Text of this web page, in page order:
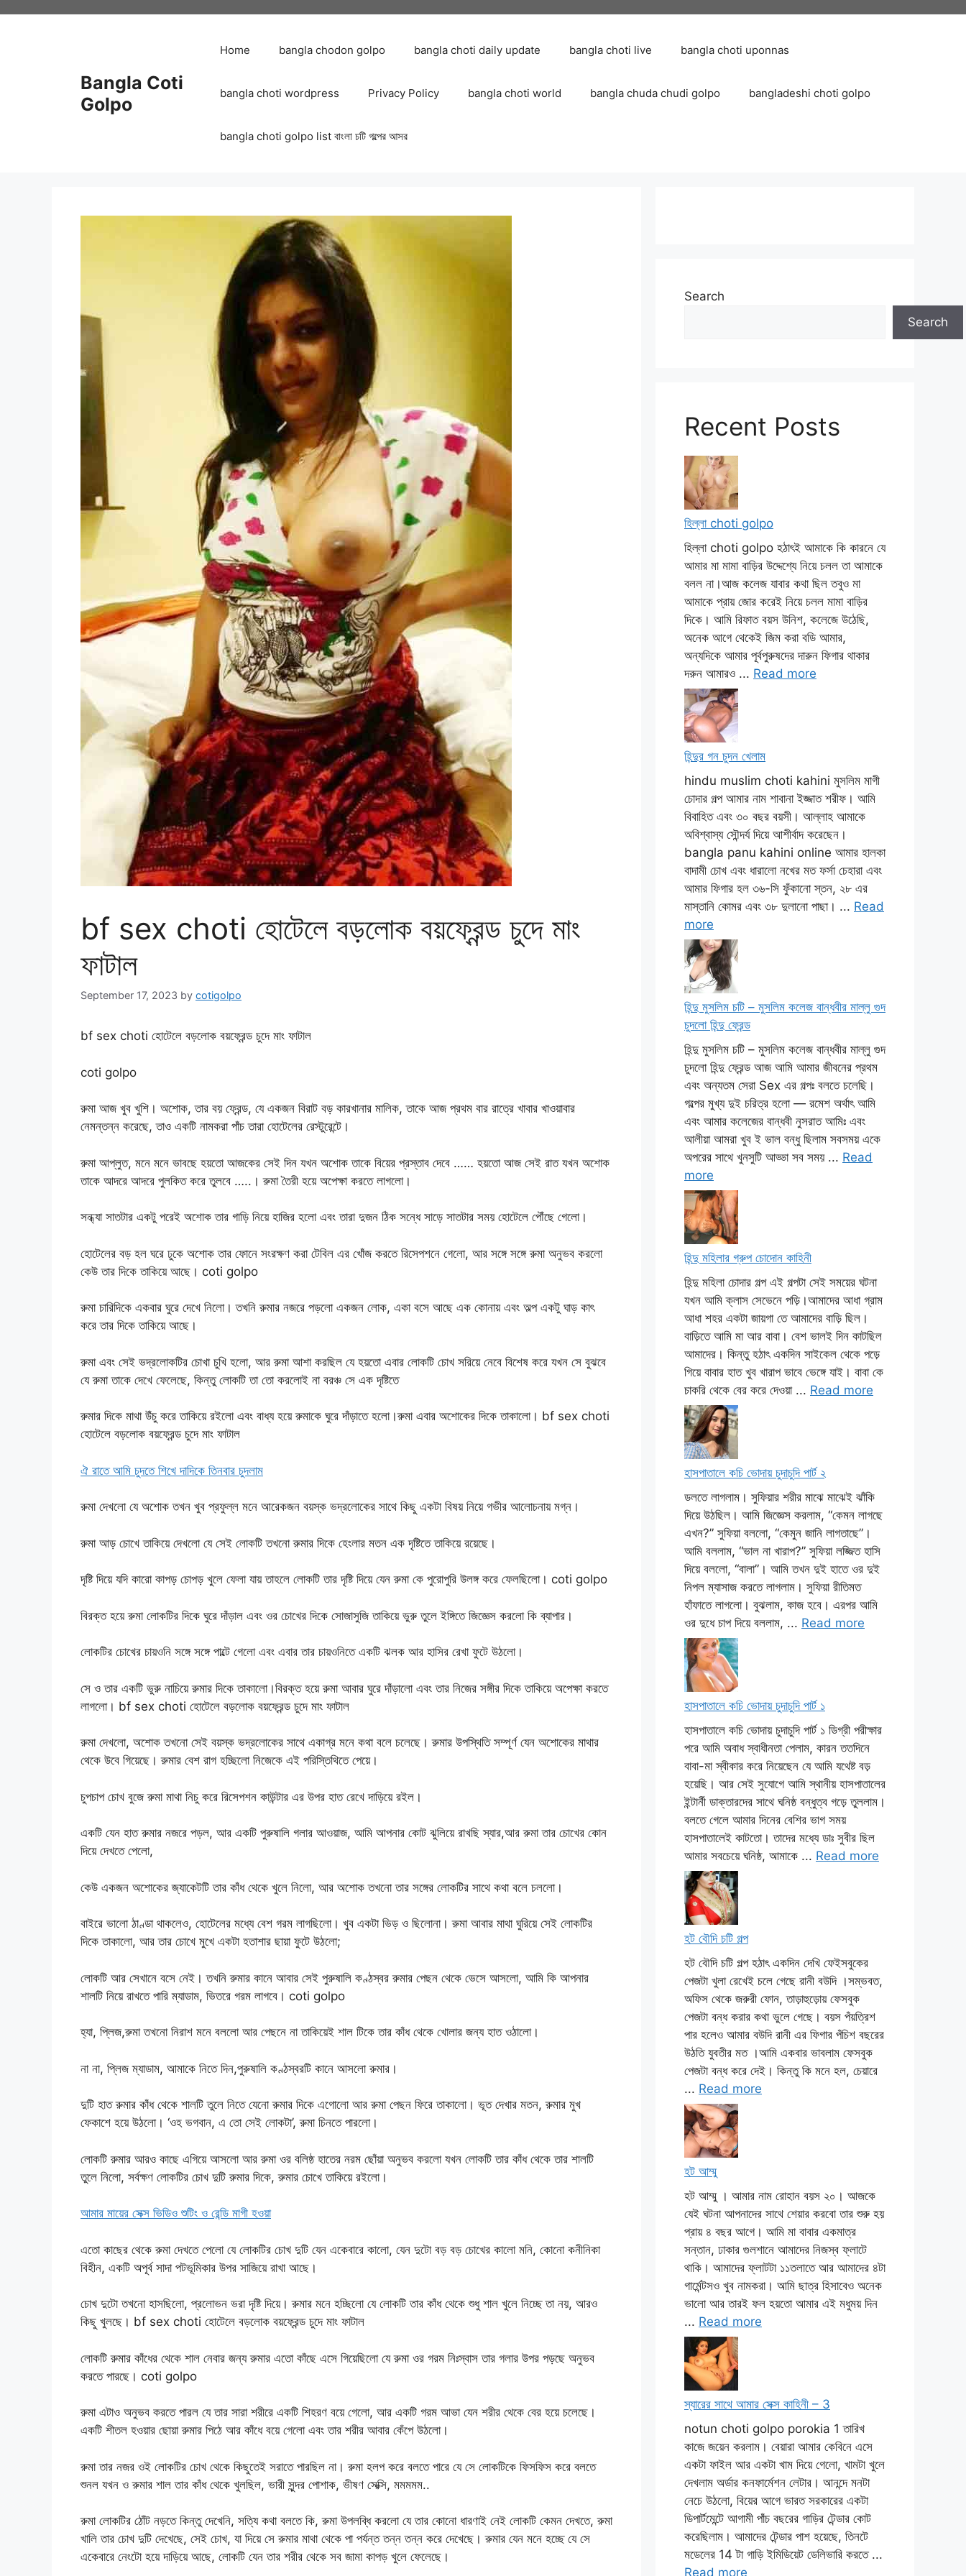
Bangla Coti
Golpo
Home bangla chodon golpo bangla choti daily update bangla choti live bangla choti uponnas
bangla choti wordpress Privacy Policy bangla choti world bangla chuda chudi golpo bangladeshi choti golpo
bangla choti golpo list বাংলা চটি গল্পের আসর
bf sex choti হোটেলে বড়লোক বয়ফ্রেন্ড চুদে মাং
ফাটাল
September 17, 2023 by cotigolpo
bf sex choti হোটেলে বড়লোক বয়ফ্রেন্ড চুদে মাং ফাটাল
coti golpo
রুমা আজ খুব খুশি। অশোক, তার বয় ফ্রেন্ড, যে একজন বিরাট বড় কারখানার মালিক, তাকে আজ প্রথম বার রাত্রে খাবার খাওয়াবার
নেমন্তন্ন করেছে, তাও একটি নামকরা পাঁচ তারা হোটেলের রেস্টুরেন্টে।
রুমা আপ্লুত, মনে মনে ভাবছে হয়তো আজকের সেই দিন যখন অশোক তাকে বিয়ের প্রস্তাব দেবে …… হয়তো আজ সেই রাত যখন অশোক
তাকে আদরে আদরে পুলকিত করে তুলবে …..। রুমা তৈরী হয়ে অপেক্ষা করতে লাগলো।
সন্ধ্যা সাতটার একটু পরেই অশোক তার গাড়ি নিয়ে হাজির হলো এবং তারা দুজন ঠিক সন্ধে সাড়ে সাতটার সময় হোটেলে পৌঁছে গেলো।
হোটেলের বড় হল ঘরে ঢুকে অশোক তার ফোনে সংরক্ষণ করা টেবিল এর খোঁজ করতে রিসেপশনে গেলো, আর সঙ্গে সঙ্গে রুমা অনুভব করলো
কেউ তার দিকে তাকিয়ে আছে। coti golpo
রুমা চারিদিকে একবার ঘুরে দেখে নিলো। তখনি রুমার নজরে পড়লো একজন লোক, একা বসে আছে এক কোনায় এবং অল্প একটু ঘাড় কাৎ
করে তার দিকে তাকিয়ে আছে।
রুমা এবং সেই ভদ্রলোকটির চোখা চুখি হলো, আর রুমা আশা করছিল যে হয়তো এবার লোকটি চোখ সরিয়ে নেবে বিশেষ করে যখন সে বুঝবে
যে রুমা তাকে দেখে ফেলেছে, কিন্তু লোকটি তা তো করলোই না বরঞ্চ সে এক দৃষ্টিতে
রুমার দিকে মাথা উঁচু করে তাকিয়ে রইলো এবং বাধ্য হয়ে রুমাকে ঘুরে দাঁড়াতে হলো।রুমা এবার অশোকের দিকে তাকালো। bf sex choti
হোটেলে বড়লোক বয়ফ্রেন্ড চুদে মাং ফাটাল
ঐ রাতে আমি চুদতে শিখে দাদিকে তিনবার চুদলাম
রুমা দেখলো যে অশোক তখন খুব প্রফুল্ল মনে আরেকজন বয়স্ক ভদ্রলোকের সাথে কিছু একটা বিষয় নিয়ে গভীর আলোচনায় মগ্ন।
রুমা আড় চোখে তাকিয়ে দেখলো যে সেই লোকটি তখনো রুমার দিকে হেংলার মতন এক দৃষ্টিতে তাকিয়ে রয়েছে।
দৃষ্টি দিয়ে যদি কারো কাপড় চোপড় খুলে ফেলা যায় তাহলে লোকটি তার দৃষ্টি দিয়ে যেন রুমা কে পুরোপুরি উলঙ্গ করে ফেলছিলো। coti golpo
বিরক্ত হয়ে রুমা লোকটির দিকে ঘুরে দাঁড়াল এবং ওর চোখের দিকে সোজাসুজি তাকিয়ে ভুরু তুলে ইঙ্গিতে জিজ্ঞেস করলো কি ব্যাপার।
লোকটির চোখের চায়ওনি সঙ্গে সঙ্গে পাল্টে গেলো এবং এবার তার চায়ওনিতে একটি ঝলক আর হাসির রেখা ফুটে উঠলো।
সে ও তার একটি ভুরু নাচিয়ে রুমার দিকে তাকালো।বিরক্ত হয়ে রুমা আবার ঘুরে দাঁড়ালো এবং তার নিজের সঙ্গীর দিকে তাকিয়ে অপেক্ষা করতে
লাগলো। bf sex choti হোটেলে বড়লোক বয়ফ্রেন্ড চুদে মাং ফাটাল
রুমা দেখলো, অশোক তখনো সেই বয়স্ক ভদ্রলোকের সাথে একাগ্র মনে কথা বলে চলেছে। রুমার উপস্থিতি সম্পূর্ণ যেন অশোকের মাথার
থেকে উবে গিয়েছে। রুমার বেশ রাগ হচ্ছিলো নিজেকে এই পরিস্তিথিতে পেয়ে।
চুপচাপ চোখ বুজে রুমা মাথা নিচু করে রিসেপশন কাউন্টার এর উপর হাত রেখে দাড়িয়ে রইল।
একটি যেন হাত রুমার নজরে পড়ল, আর একটি পুরুষালি গলার আওয়াজ, আমি আপনার কোট ঝুলিয়ে রাখছি স্যার,আর রুমা তার চোখের কোন
দিয়ে দেখতে পেলো,
কেউ একজন অশোকের জ্যাকেটটি তার কাঁধ থেকে খুলে নিলো, আর অশোক তখনো তার সঙ্গের লোকটির সাথে কথা বলে চললো।
বাইরে ভালো ঠাণ্ডা থাকলেও, হোটেলের মধ্যে বেশ গরম লাগছিলো। খুব একটা ভিড় ও ছিলোনা। রুমা আবার মাথা ঘুরিয়ে সেই লোকটির
দিকে তাকালো, আর তার চোখে মুখে একটা হতাশার ছায়া ফুটে উঠলো;
লোকটি আর সেখানে বসে নেই। তখনি রুমার কানে আবার সেই পুরুষালি কণ্ঠস্বর রুমার পেছন থেকে ভেসে আসলো, আমি কি আপনার
শালটি নিয়ে রাখতে পারি ম্যাডাম, ভিতরে গরম লাগবে। coti golpo
হ্যা, প্লিজ,রুমা তখনো নিরাশ মনে বললো আর পেছনে না তাকিয়েই শাল টিকে তার কাঁধ থেকে খোলার জন্য হাত ওঠালো।
না না, প্লিজ ম্যাডাম, আমাকে নিতে দিন,পুরুষালি কণ্ঠস্বরটি কানে আসলো রুমার।
দুটি হাত রুমার কাঁধ থেকে শালটি তুলে নিতে যেনো রুমার দিকে এগোলো আর রুমা পেছন ফিরে তাকালো। ভূত দেখার মতন, রুমার মুখ
ফেকাশে হয়ে উঠলো। ‘ওহ ভগবান, এ তো সেই লোকটা’, রুমা চিনতে পারলো।
লোকটি রুমার আরও কাছে এগিয়ে আসলো আর রুমা ওর বলিষ্ঠ হাতের নরম ছোঁয়া অনুভব করলো যখন লোকটি তার কাঁধ থেকে তার শালটি
তুলে নিলো, সর্বক্ষণ লোকটির চোখ দুটি রুমার দিকে, রুমার চোখে তাকিয়ে রইলো।
আমার মায়ের সেক্স ভিডিও শুটিং ও রেন্ডি মাগী হওয়া
এতো কাছের থেকে রুমা দেখতে পেলো যে লোকটির চোখ দুটি যেন একেবারে কালো, যেন দুটো বড় বড় চোখের কালো মনি, কোনো কনীনিকা
বিহীন, একটি অপূর্ব সাদা পটভূমিকার উপর সাজিয়ে রাখা আছে।
চোখ দুটো তখনো হাসছিলো, প্রলোভন ভরা দৃষ্টি দিয়ে। রুমার মনে হচ্ছিলো যে লোকটি তার কাঁধ থেকে শুধু শাল খুলে নিচ্ছে তা নয়, আরও
কিছু খুলছে। bf sex choti হোটেলে বড়লোক বয়ফ্রেন্ড চুদে মাং ফাটাল
লোকটি রুমার কাঁধের থেকে শাল নেবার জন্য রুমার এতো কাঁছে এসে গিয়েছিলো যে রুমা ওর গরম নিঃস্বাস তার গলার উপর পড়ছে অনুভব
করতে পারছে। coti golpo
রুমা এটাও অনুভব করতে পারল যে তার সারা শরীরে একটি শিহরণ বয়ে গেলো, আর একটি গরম আভা যেন শরীর থেকে বের হয়ে চলেছে।
একটি শীতল হওয়ার ছোয়া রুমার পিঠে আর কাঁধে বয়ে গেলো এবং তার শরীর আবার কেঁপে উঠলো।
রুমা তার নজর ওই লোকটির চোখ থেকে কিছুতেই সরাতে পারছিল না। রুমা হলপ করে বলতে পারে যে সে লোকটিকে ফিসফিস করে বলতে
শুনল যখন ও রুমার শাল তার কাঁধ থেকে খুলছিল, ভারী সুন্দর পোশাক, ভীষণ সেক্সি, মমমমম..
রুমা লোকটির ঠোঁট নড়তে কিন্তু দেখেনি, সত্যি কথা বলতে কি, রুমা উপলব্ধি করলো যে তার কোনো ধারণাই নেই লোকটি কেমন দেখতে, রুমা
খালি তার চোখ দুটি দেখেছে, সেই চোখ, যা দিয়ে সে রুমার মাথা থেকে পা পর্যন্ত তন্ন তন্ন করে দেখেছে। রুমার যেন মনে হচ্ছে যে সে
একেবারে নেংটো হয়ে দাড়িয়ে আছে, লোকটি যেন তার শরীর থেকে সব জামা কাপড় খুলে ফেলেছে।
Search
Search
Recent Posts
হিল্লা choti golpo
হিল্লা choti golpo হঠাৎই আমাকে কি কারনে যে
আমার মা মামা বাড়ির উদ্দেশ্যে নিয়ে চলল তা আমাকে
বলল না।আজ কলেজ যাবার কথা ছিল তবুও মা
আমাকে প্রায় জোর করেই নিয়ে চলল মামা বাড়ির
দিকে। আমি রিফাত বয়স উনিশ, কলেজে উঠেছি,
অনেক আগে থেকেই জিম করা বডি আমার,
অন্যদিকে আমার পূর্বপুরুষদের দারুন ফিগার থাকার
দরুন আমারও ... Read more
হিন্দুর গন চুদন খেলাম
hindu muslim choti kahini মুসলিম মাগী
চোদার গল্প আমার নাম শাবানা ইজ্জাত শরীফ। আমি
বিবাহিত এবং ৩০ বছর বয়সী। আল্লাহ আমাকে
অবিশ্বাস্য সৌন্দর্য দিয়ে আশীর্বাদ করেছেন।
bangla panu kahini online আমার হালকা
বাদামী চোখ এবং ধারালো নখের মত ফর্সা চেহারা এবং
আমার ফিগার হল ৩৬-সি ফুঁকানো স্তন, ২৮ এর
মাস্তানি কোমর এবং ৩৮ দুলানো পাছা। ... Read
more
হিন্দু মুসলিম চটি – মুসলিম কলেজ বান্ধবীর মাল্লু গুদ
চুদলো হিন্দু ফ্রেন্ড
হিন্দু মুসলিম চটি – মুসলিম কলেজ বান্ধবীর মাল্লু গুদ
চুদলো হিন্দু ফ্রেন্ড আজ আমি আমার জীবনের প্রথম
এবং অন্যতম সেরা Sex এর গল্পঃ বলতে চলেছি।
গল্পের মুখ্য দুই চরিত্র হলো — রমেশ অর্থাৎ আমি
এবং আমার কলেজের বান্ধবী নুসরাত আমিঃ এবং
আলীয়া আমরা খুব ই ভাল বন্ধু ছিলাম সবসময় একে
অপরের সাথে খুনসুটি আড্ডা সব সময় ... Read
more
হিন্দু মহিলার গ্রুপ চোদোন কাহিনী
হিন্দু মহিলা চোদার গল্প এই গল্পটা সেই সময়ের ঘটনা
যখন আমি ক্লাস সেভেনে পড়ি।আমাদের আধা গ্রাম
আধা শহর একটা জায়গা তে আমাদের বাড়ি ছিল।
বাড়িতে আমি মা আর বাবা। বেশ ভালই দিন কাটছিল
আমাদের। কিন্তু হঠাৎ একদিন সাইকেল থেকে পড়ে
গিয়ে বাবার হাত খুব খারাপ ভাবে ভেঙ্গে যাই। বাবা কে
চাকরি থেকে বের করে দেওয়া ... Read more
হাসপাতালে কচি ভোদায় চুদাচুদি পার্ট ২
ডলতে লাগলাম। সুফিয়ার শরীর মাঝে মাঝেই ঝাঁকি
দিয়ে উঠছিল। আমি জিজ্ঞেস করলাম, “কেমন লাগছে
এখন?” সুফিয়া বললো, “কেমুন জানি লাগতাছে”।
আমি বললাম, “ভাল না খারাপ?” সুফিয়া লজ্জিত হাসি
দিয়ে বললো, “বালা”। আমি তখন দুই হাতে ওর দুই
নিপল ম্যাসাজ করতে লাগলাম। সুফিয়া রীতিমত
হাঁফাতে লাগলো। বুঝলাম, কাজ হবে। এরপর আমি
ওর দুধে চাপ দিয়ে বললাম, ... Read more
হাসপাতালে কচি ভোদায় চুদাচুদি পার্ট ১
হাসপাতালে কচি ভোদায় চুদাচুদি পার্ট ১ ডিগ্রী পরীক্ষার
পরে আমি অবাধ স্বাধীনতা পেলাম, কারন ততদিনে
বাবা-মা স্বীকার করে নিয়েছেন যে আমি যথেষ্ট বড়
হয়েছি। আর সেই সুযোগে আমি স্থানীয় হাসপাতালের
ইন্টার্নী ডাক্তারদের সাথে ঘনিষ্ঠ বন্ধুত্ব গড়ে তুললাম।
বলতে গেলে আমার দিনের বেশির ভাগ সময়
হাসপাতালেই কাটতো। তাদের মধ্যে ডাঃ সুবীর ছিল
আমার সবচেয়ে ঘনিষ্ঠ, আমাকে ... Read more
হট বৌদি চটি গল্প
হট বৌদি চটি গল্প হঠাৎ একদিন দেখি ফেইসবুকের
পেজটা খুলা রেখেই চলে গেছে রানী বউদি ।সম্ভবত,
অফিস থেকে জরুরী ফোন, তাড়াহুড়োয় ফেসবুক
পেজটা বন্ধ করার কথা ভুলে গেছে। বয়স পঁয়ত্রিশ
পার হলেও আমার বউদি রানী এর ফিগার পঁচিশ বছরের
উঠতি যুবতীর মত ।আমি একবার ভাবলাম ফেসবুক
পেজটা বন্ধ করে দেই। কিন্তু কি মনে হল, চেয়ারে
... Read more
হট আম্মু
হট আম্মু । আমার নাম রোহান বয়স ২০। আজকে
যেই ঘটনা আপনাদের সাথে শেয়ার করবো তার শুরু হয়
প্রায় ৪ বছর আগে। আমি মা বাবার একমাত্র
সন্তান, ঢাকার গুলশানে আমাদের নিজস্ব ফ্লাটে
থাকি। আমাদের ফ্লাটটা ১১তলাতে আর আমাদের ৪টা
গার্মেন্টসও খুব নামকরা। আমি ছাত্র হিসাবেও অনেক
ভালো আর তারই ফল হয়তো আমার এই মধুময় দিন
... Read more
স্যারের সাথে আমার সেক্স কাহিনী – 3
notun choti golpo porokia 1 তারিখ
কাজে জয়েন করলাম। বেয়ারা আমার কেবিনে এসে
একটা ফাইল আর একটা খাম দিয়ে গেলো, খামটা খুলে
দেখলাম অর্ডার কনফার্মেশন লেটার। আনন্দে মনটা
নেচে উঠলো, বিয়ের আগে ভারত সরকারের একটা
ডিপার্টমেন্টে আগামী পাঁচ বছরের গাড়ির টেন্ডার কোট
করেছিলাম। আমাদের টেন্ডার পাশ হয়েছে, তিনটে
মডেলের 14 টা গাড়ি ইমিডিয়েট ডেলিভারি করতে ...
Read more